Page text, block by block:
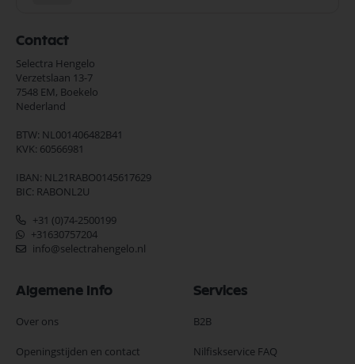
Contact
Selectra Hengelo
Verzetslaan 13-7
7548 EM, Boekelo
Nederland
BTW: NL001406482B41
KVK: 60566981
IBAN: NL21RABO0145617629
BIC: RABONL2U
+31 (0)74-2500199
+31630757204
info@selectrahengelo.nl
Algemene Info
Over ons
Openingstijden en contact
Services
B2B
Nilfiskservice FAQ